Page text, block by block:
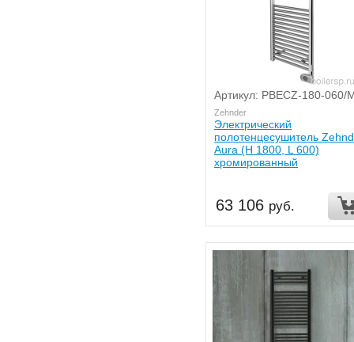
Артикул: PBECZ-180-060/
Zehnder
Электрический
полотенцесушитель
Aura (H 1800, L 600)
хромированный
63 106 руб.